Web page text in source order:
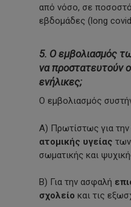
από νόσο, σε
εβδομάδες (long
5. Ο εμβολιασμός
να προστατευτούν
ενήλικες;
Ο εμβολιασμός
Α) Πρωτίστως για την
ατομικής υγείας
σωματικής και
Β) Για την ασφαλή
σχολείο και τις